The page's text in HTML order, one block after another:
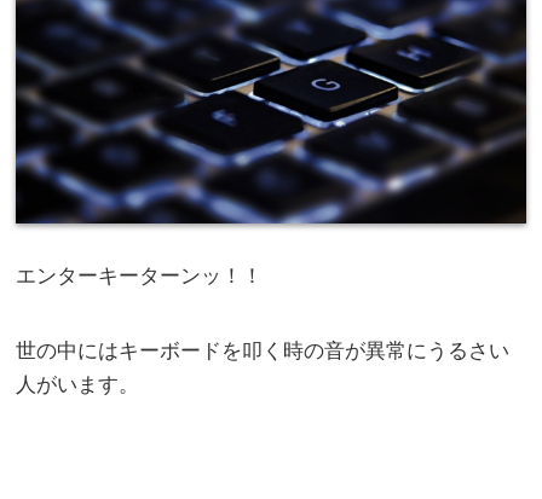
エンターキーターンッ！！
世の中にはキーボードを叩く時の音が異常にうるさい
人がいます。